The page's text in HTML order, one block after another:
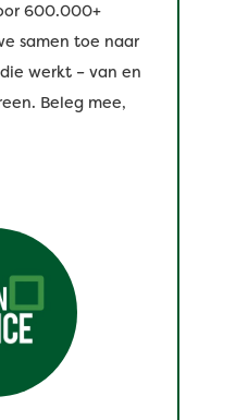
600.000+
samen toe naar
werkt – van en
Beleg mee,